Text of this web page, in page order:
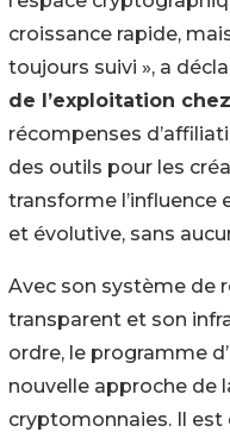
croissance rapide,
toujours suivi », a
de l’exploitation
récompenses
des outils pour les
transforme l’influence
et évolutive, sans
Avec son système de
transparent et son
ordre, le programme
nouvelle approche de
cryptomonnaies. Il